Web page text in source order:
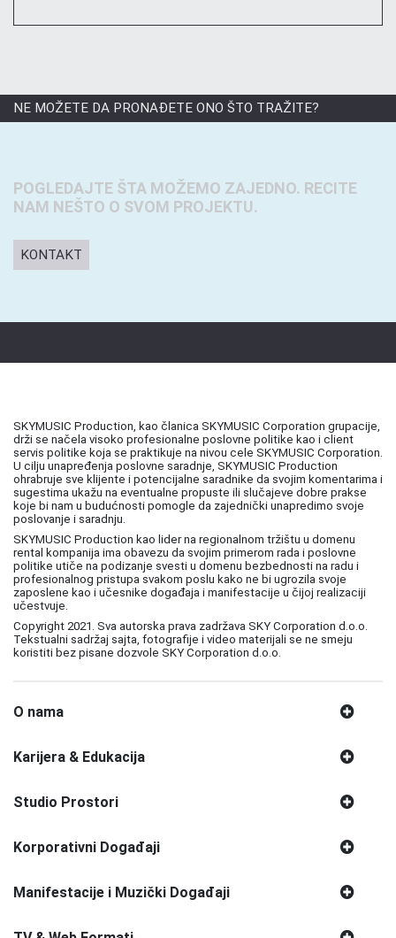
NE MOŽETE DA PRONAĐETE ONO ŠTO TRAŽITE?
POGLEDAJTE ŠTA MOŽEMO ZAJEDNO. RECITE
NAM NEŠTO O SVOM PROJEKTU.
KONTAKT
SKYMUSIC Production, kao članica SKYMUSIC Corporation grupacije,
drži se načela visoko profesionalne poslovne politike kao i client
servis politike koja se praktikuje na nivou cele SKYMUSIC Corporation.
U cilju unapređenja poslovne saradnje, SKYMUSIC Production
ohrabruje sve klijente i potencijalne saradnike da svojim komentarima i
sugestima ukažu na eventualne propuste ili slučajeve dobre prakse
koje bi nam u budućnosti pomogle da zajednički unapredimo svoje
poslovanje i saradnju.
SKYMUSIC Production kao lider na regionalnom tržištu u domenu
rental kompanija ima obavezu da svojim primerom rada i poslovne
politike utiče na podizanje svesti u domenu bezbednosti na radu i
profesionalnog pristupa svakom poslu kako ne bi ugrozila svoje
zaposlene kao i učesnike događaja i manifestacije u čijoj realizaciji
učestvuje.
Copyright 2021. Sva autorska prava zadržava SKY Corporation d.o.o.
Tekstualni sadržaj sajta, fotografije i video materijali se ne smeju
koristiti bez pisane dozvole SKY Corporation d.o.o.
O nama
Karijera & Edukacija
Studio Prostori
Korporativni Događaji
Manifestacije i Muzički Događaji